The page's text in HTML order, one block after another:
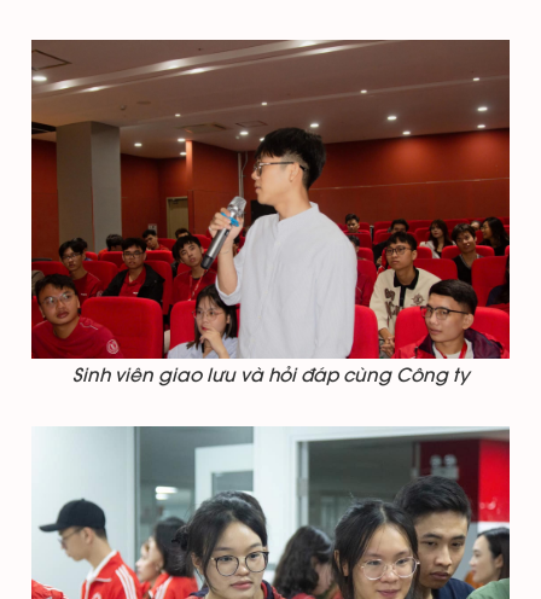
Sinh viên giao lưu và hỏi đáp cùng Công ty